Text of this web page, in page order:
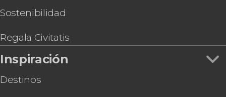
Tour en moto de agua por el lago Lalla
Ruta de 2 o 3 días de trekking por el monte
Toubkal
Sostenibilidad
Regala Civitatis
Inspiración
Destinos